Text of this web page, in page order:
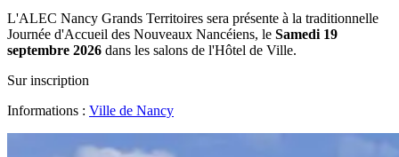
L'ALEC Nancy Grands Territoires sera présente à la traditionnelle
Journée d'Accueil des Nouveaux Nancéiens, le Samedi 19
septembre 2026 dans les salons de l'Hôtel de Ville.
Sur inscription
Informations : Ville de Nancy